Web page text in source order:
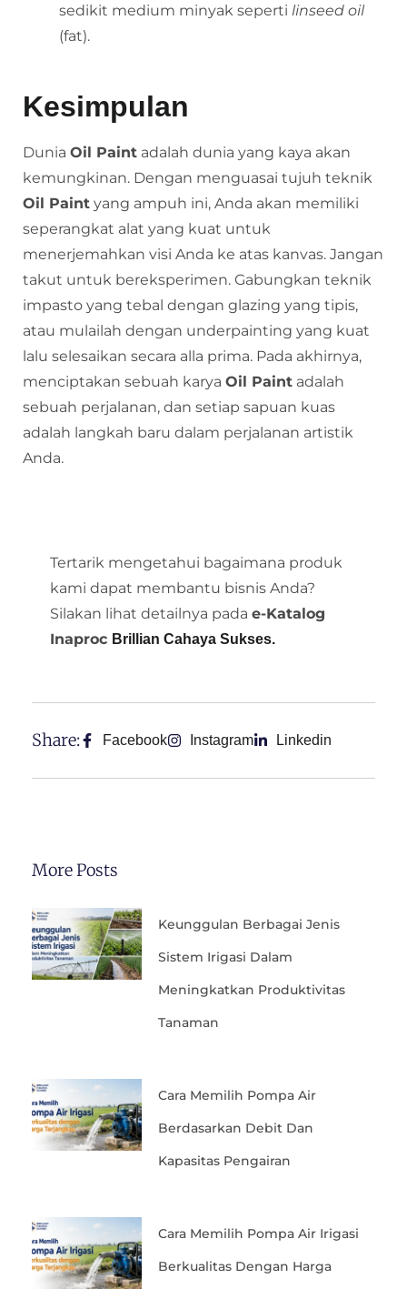
sedikit medium minyak seperti linseed oil
(fat).
Kesimpulan
Dunia Oil Paint adalah dunia yang kaya akan
kemungkinan. Dengan menguasai tujuh teknik
Oil Paint yang ampuh ini, Anda akan memiliki
seperangkat alat yang kuat untuk
menerjemahkan visi Anda ke atas kanvas. Jangan
takut untuk bereksperimen. Gabungkan teknik
impasto yang tebal dengan glazing yang tipis,
atau mulailah dengan underpainting yang kuat
lalu selesaikan secara alla prima. Pada akhirnya,
menciptakan sebuah karya Oil Paint adalah
sebuah perjalanan, dan setiap sapuan kuas
adalah langkah baru dalam perjalanan artistik
Anda.
Tertarik mengetahui bagaimana produk
kami dapat membantu bisnis Anda?
Silakan lihat detailnya pada e-Katalog
Inaproc Brillian Cahaya Sukses.
Share: Facebook Instagram Linkedin
More Posts
Keunggulan Berbagai Jenis
Sistem Irigasi Dalam
Meningkatkan Produktivitas
Tanaman
Cara Memilih Pompa Air
Berdasarkan Debit Dan
Kapasitas Pengairan
Cara Memilih Pompa Air Irigasi
Berkualitas Dengan Harga